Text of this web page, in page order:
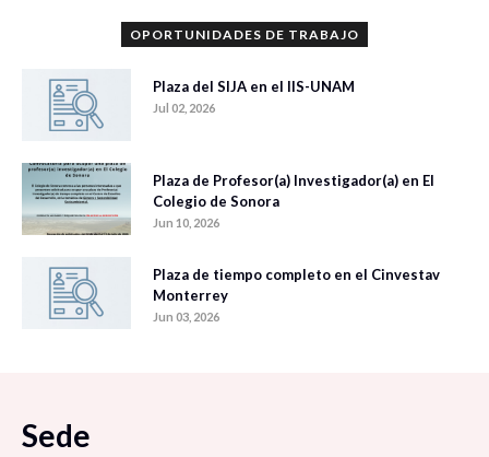
OPORTUNIDADES DE TRABAJO
Plaza del SIJA en el IIS-UNAM
Jul 02, 2026
Plaza de Profesor(a) Investigador(a) en El
Colegio de Sonora
Jun 10, 2026
Plaza de tiempo completo en el Cinvestav
Monterrey
Jun 03, 2026
Sede